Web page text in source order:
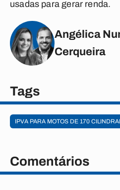
usadas para gerar renda.
Angélica
Cerqueira
Tags
IPVA PARA MOTOS DE 170
Comentários